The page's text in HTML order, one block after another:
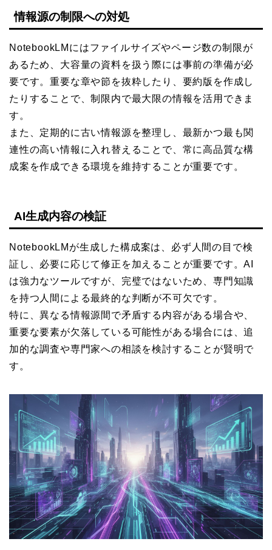
情報源の制限への対処
NotebookLMにはファイルサイズやページ数の制限が
あるため、大容量の資料を扱う際には事前の準備が必
要です。重要な章や節を抜粋したり、要約版を作成し
たりすることで、制限内で最大限の情報を活用できま
す。
また、定期的に古い情報源を整理し、最新かつ最も関
連性の高い情報に入れ替えることで、常に高品質な構
成案を作成できる環境を維持することが重要です。
AI生成内容の検証
NotebookLMが生成した構成案は、必ず人間の目で検
証し、必要に応じて修正を加えることが重要です。AI
は強力なツールですが、完璧ではないため、専門知識
を持つ人間による最終的な判断が不可欠です。
特に、異なる情報源間で矛盾する内容がある場合や、
重要な要素が欠落している可能性がある場合には、追
加的な調査や専門家への相談を検討することが賢明で
す。